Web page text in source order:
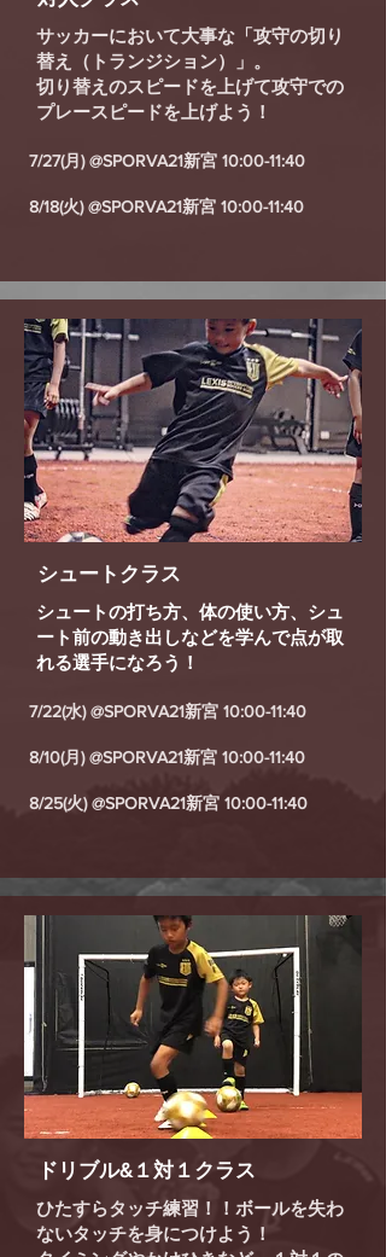
サッカーにおいて大事な「攻守の切り
替え（トランジション）」。
切り替えのスピードを上げて攻守での
プレースピードを上げよう！
7/27(月) @SPORVA21新宮 10:00-11:40
8/18(火) @SPORVA21新宮 10:00-11:40
シュートクラス
シュートの打ち方、体の使い方、シュ
ート前の動き出しなどを学んで点が取
れる選手になろう！
7/22(水) @SPORVA21新宮 10:00-11:40
8/10(月) @SPORVA21新宮 10:00-11:40
8/25(火) @SPORVA21新宮 10:00-11:40
ドリブル&１対１クラス
ひたすらタッチ練習！！ボールを失わ
ないタッチを身につけよう！